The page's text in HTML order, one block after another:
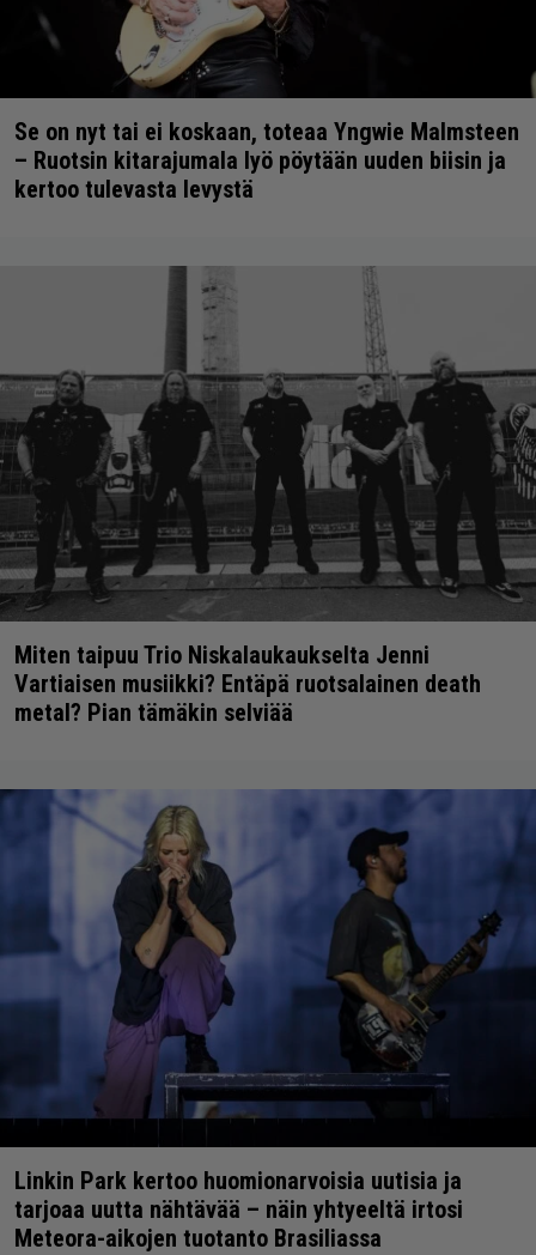
Se on nyt tai ei koskaan, toteaa Yngwie Malmsteen
– Ruotsin kitarajumala lyö pöytään uuden biisin ja
kertoo tulevasta levystä
Miten taipuu Trio Niskalaukaukselta Jenni
Vartiaisen musiikki? Entäpä ruotsalainen death
metal? Pian tämäkin selviää
Linkin Park kertoo huomionarvoisia uutisia ja
tarjoaa uutta nähtävää – näin yhtyeeltä irtosi
Meteora-aikojen tuotanto Brasiliassa